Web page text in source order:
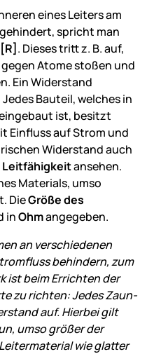
eines Leiters am
spricht man
. Dieses tritt z. B. auf,
Atome stoßen und
Ein Widerstand
Bauteil, welches in
ist, besitzt
Einfluss auf Strom und
Widerstand auch
Leitfähigkeitansehen.
Materials, umso
DieGröße des
inOhmangegeben.
an verschiedenen
behindern, zum
ist beim Errichten der
zu richten: Jedes Zaun-
auf. Hierbei gilt
umso größer der
wie glatter